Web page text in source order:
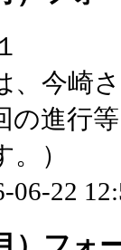
、今崎
の進行
）
06-22